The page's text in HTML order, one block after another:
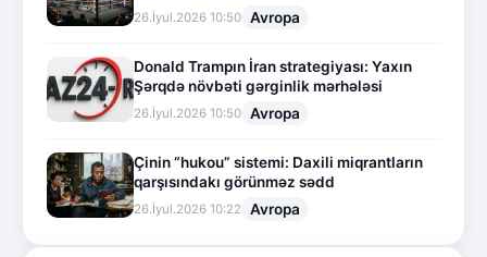
26.İyul.2026 10:50 Avropa
Donald Trampın İran strategiyası: Yaxın
Şərqdə növbəti gərginlik mərhələsi
26.İyul.2026 10:50 Avropa
Çinin “hukou” sistemi: Daxili miqrantların
qarşısındakı görünməz sədd
26.İyul.2026 10:22 Avropa